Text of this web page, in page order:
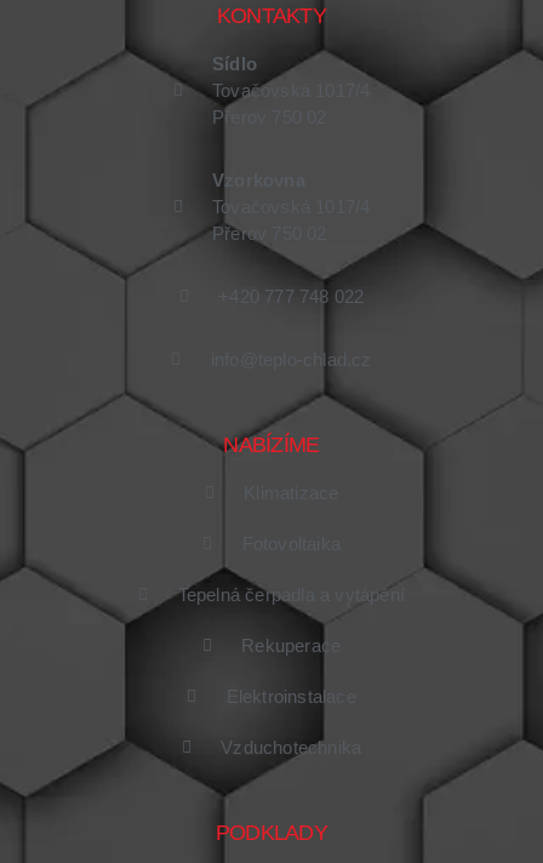
KONTAKTY
Sídlo
Tovačovská 1017/4
Přerov 750 02
Vzorkovna
Tovačovská 1017/4
Přerov 750 02
+420 777 748 022
info@teplo-chlad.cz
NABÍZÍME
Tepelná čerpadla a vytápění
Rekuperace
Elektroinstalace
Vzduchotechnika
PODKLADY